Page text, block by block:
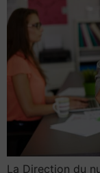
La Direction du